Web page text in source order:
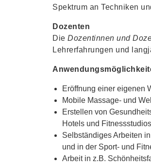
Spektrum an Techniken
Dozenten
Die Dozentinnen und
Lehrerfahrungen und
Eröffnung einer eigenen
Mobile Massage- und
Erstellen von
Hotels und Fitnessstudios
Selbständiges Arbeiten
und in der Sport- und
Arbeit in z.B.